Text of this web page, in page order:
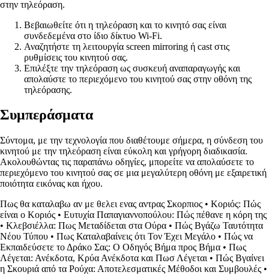
στην τηλεόραση.
Βεβαιωθείτε ότι η τηλεόραση και το κινητό σας είναι
συνδεδεμένα στο ίδιο δίκτυο Wi-Fi.
Αναζητήστε τη λειτουργία screen mirroring ή cast στις
ρυθμίσεις του κινητού σας.
Επιλέξτε την τηλεόραση ως συσκευή αναπαραγωγής και
απολαύστε το περιεχόμενο του κινητού σας στην οθόνη της
τηλεόρασης.
Συμπεράσματα
Σύντομα, με την τεχνολογία που διαθέτουμε σήμερα, η σύνδεση του
κινητού με την τηλεόραση είναι εύκολη και γρήγορη διαδικασία.
Ακολουθώντας τις παραπάνω οδηγίες, μπορείτε να απολαύσετε το
περιεχόμενο του κινητού σας σε μια μεγαλύτερη οθόνη με εξαιρετική
ποιότητα εικόνας και ήχου.
Πως θα καταλαβω αν με θελει ενας αντρας Σκορπιος • Κοριός: Πώς
είναι ο Κοριός • Ευτυχία Παπαγιαννοπούλου: Πώς πέθανε η κόρη της
• Κλεβσιέλλα: Πως Μεταδίδεται στα Ούρα • Πώς Βγάζω Ταυτότητα
Νέου Τύπου • Πως Καταλαβαίνεις ότι Τον Έχει Μεγάλο • Πώς να
Εκπαιδεύσετε το Δράκο Σας: Ο Οδηγός Βήμα προς Βήμα • Πως
Λέγεται: Ανέκδοτα, Κρύα Ανέκδοτα και Πωσ Λέγεται • Πώς Βγαίνει
η Σκουριά από τα Ρούχα: Αποτελεσματικές Μέθοδοι και Συμβουλές •